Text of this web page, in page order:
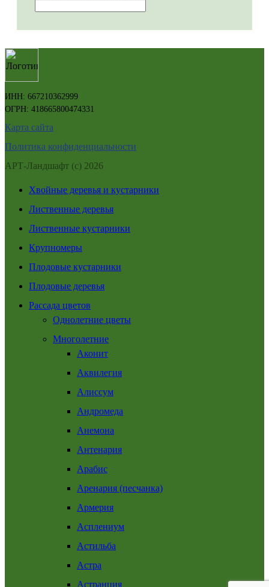
ИНН: 667210362999
ОГРН: 418665800474331
Карта сайта
Политика конфиденциальности
АРТ-Ландшафт (с) 2026
Хвойные деревья и кустарники
Лиственные деревья
Лиственные кустарники
Крупномеры
Плодовые кустарники
Плодовые деревья
Рассада цветов
Однолетние цветы
Многолетние
Аконит
Аквилегия
Алиссум
Андромеда
Анемона
Антенария
Арабис
Аренария (песчанка)
Армерия
Асплениум
Астильба
Астра
Астранция